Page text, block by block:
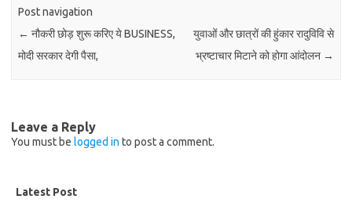
Post navigation
← नौकरी छोड़ शुरू करिए ये BUSINESS,
मोदी सरकार देगी पैसा,
युवाओं और छात्रों की हुंकार रादुविवि से
भ्रष्टाचार मिटाने को होगा आंदोलन →
Leave a Reply
You must be logged in to post a comment.
Latest Post